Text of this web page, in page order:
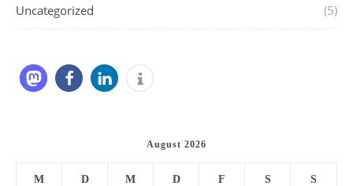
Uncategorized (5)
August 2026
M D M D F S S